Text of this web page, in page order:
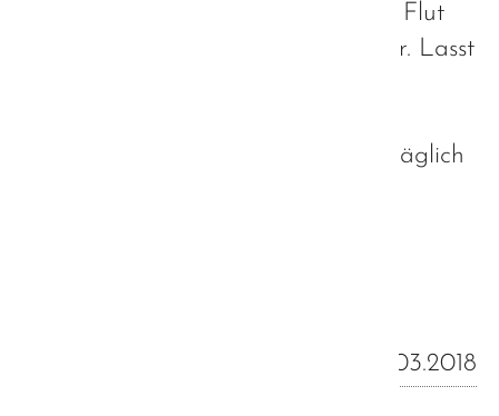
diese einen überschwemmt, wie die Flut
an einem stürmischen Tag am Meer. Lasst
freudige Strahlen der Sonne unerträglich
25.03.2018